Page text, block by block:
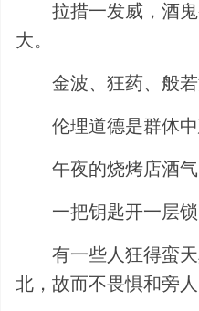
拉措一发威，酒
大。
金波、狂药、般
伦理道德是群体
午夜的烧烤店酒
一把钥匙开一层
有一些人狂得蛮
北，故而不畏惧和旁